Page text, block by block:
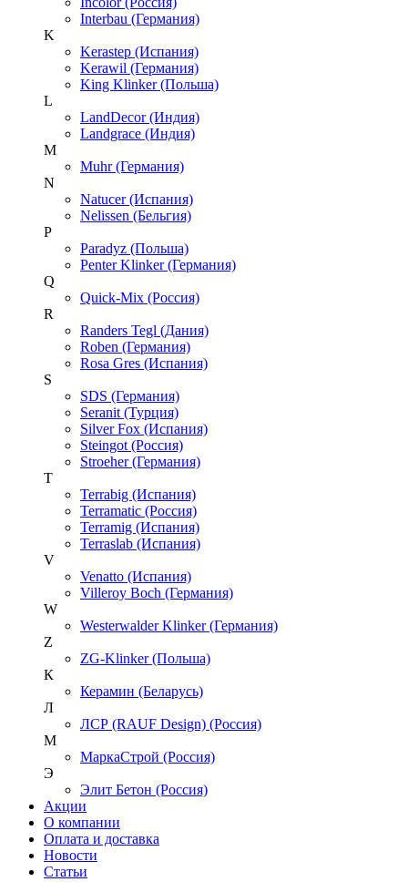
Interbau (Германия)
K
Kerastep (Испания)
Kerawil (Германия)
King Klinker (Польша)
L
LandDecor (Индия)
Landgrace (Индия)
M
Muhr (Германия)
N
Natucer (Испания)
Nelissen (Бельгия)
P
Paradyz (Польша)
Penter Klinker (Германия)
Q
Quick-Mix (Россия)
R
Randers Tegl (Дания)
Roben (Германия)
Rosa Gres (Испания)
S
SDS (Германия)
Seranit (Турция)
Silver Fox (Испания)
Steingot (Россия)
Stroeher (Германия)
T
Terrabig (Испания)
Terramatic (Россия)
Terramig (Испания)
Terraslab (Испания)
V
Venatto (Испания)
Villeroy Boch (Германия)
W
Westerwalder Klinker (Германия)
Z
ZG-Klinker (Польша)
К
Керамин (Беларусь)
Л
ЛСР (RAUF Design) (Россия)
М
МаркаСтрой (Россия)
Э
Элит Бетон (Россия)
Акции
О компании
Оплата и доставка
Новости
Статьи